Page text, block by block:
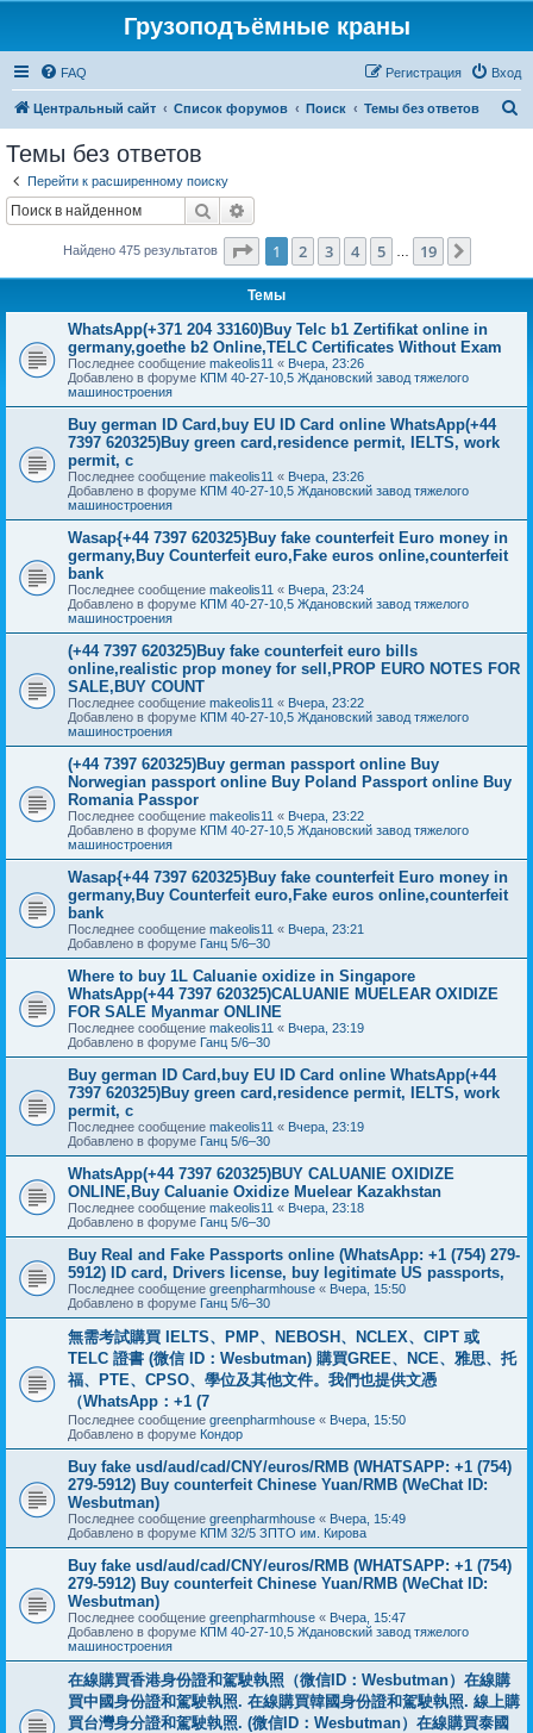
Грузоподъёмные краны
FAQ Вход
Регистрация
Центральный сайт Список форумов Поиск Темы без ответов
Темы без ответов
Перейти к расширенному поиску
Поиск
Найдено 475 результатов Страница из 19
1 2 3 4 5 19
Темы
WhatsApp(+371 204 33160)Buy Telc b1 Zertifikat online in
germany,goethe b2 Online,TELC Certificates Without Exam
Последнее сообщение makeolis11 « Вчера, 23:26
Добавлено в форуме КПМ 40-27-10,5 Ждановский завод тяжелого
машиностроения
Buy german ID Card,buy EU ID Card online WhatsApp(+44
7397 620325)Buy green card,residence permit, IELTS, work
permit, c
Последнее сообщение makeolis11 « Вчера, 23:26
Добавлено в форуме КПМ 40-27-10,5 Ждановский завод тяжелого
машиностроения
Wasap{+44 7397 620325}Buy fake counterfeit Euro money in
germany,Buy Counterfeit euro,Fake euros online,counterfeit
bank
Последнее сообщение makeolis11 « Вчера, 23:24
Добавлено в форуме КПМ 40-27-10,5 Ждановский завод тяжелого
машиностроения
(+44 7397 620325)Buy fake counterfeit euro bills
online,realistic prop money for sell,PROP EURO NOTES FOR
SALE,BUY COUNT
Последнее сообщение makeolis11 « Вчера, 23:22
Добавлено в форуме КПМ 40-27-10,5 Ждановский завод тяжелого
машиностроения
(+44 7397 620325)Buy german passport online Buy
Norwegian passport online Buy Poland Passport online Buy
Romania Passpor
Последнее сообщение makeolis11 « Вчера, 23:22
Добавлено в форуме КПМ 40-27-10,5 Ждановский завод тяжелого
машиностроения
Wasap{+44 7397 620325}Buy fake counterfeit Euro money in
germany,Buy Counterfeit euro,Fake euros online,counterfeit
bank
Последнее сообщение makeolis11 « Вчера, 23:21
Добавлено в форуме Ганц 5/6–30
Where to buy 1L Caluanie oxidize in Singapore
WhatsApp(+44 7397 620325)CALUANIE MUELEAR OXIDIZE
FOR SALE Myanmar ONLINE
Последнее сообщение makeolis11 « Вчера, 23:19
Добавлено в форуме Ганц 5/6–30
Buy german ID Card,buy EU ID Card online WhatsApp(+44
7397 620325)Buy green card,residence permit, IELTS, work
permit, c
Последнее сообщение makeolis11 « Вчера, 23:19
Добавлено в форуме Ганц 5/6–30
WhatsApp(+44 7397 620325)BUY CALUANIE OXIDIZE
ONLINE,Buy Caluanie Oxidize Muelear Kazakhstan
Последнее сообщение makeolis11 « Вчера, 23:18
Добавлено в форуме Ганц 5/6–30
Buy Real and Fake Passports online (WhatsApp: +1 (754) 279-
5912) ID card, Drivers license, buy legitimate US passports,
Последнее сообщение greenpharmhouse « Вчера, 15:50
Добавлено в форуме Ганц 5/6–30
無需考試購買 IELTS、PMP、NEBOSH、NCLEX、CIPT 或
TELC 證書 (微信 ID：Wesbutman) 購買GREE、NCE、雅思、托
福、PTE、CPSO、學位及其他文件。我們也提供文憑
（WhatsApp：+1 (7
Последнее сообщение greenpharmhouse « Вчера, 15:50
Добавлено в форуме Кондор
Buy fake usd/aud/cad/CNY/euros/RMB (WHATSAPP: +1 (754)
279-5912) Buy counterfeit Chinese Yuan/RMB (WeChat ID:
Wesbutman)
Последнее сообщение greenpharmhouse « Вчера, 15:49
Добавлено в форуме КПМ 32/5 ЗПТО им. Кирова
Buy fake usd/aud/cad/CNY/euros/RMB (WHATSAPP: +1 (754)
279-5912) Buy counterfeit Chinese Yuan/RMB (WeChat ID:
Wesbutman)
Последнее сообщение greenpharmhouse « Вчера, 15:47
Добавлено в форуме КПМ 40-27-10,5 Ждановский завод тяжелого
машиностроения
在線購買香港身份證和駕駛執照（微信ID：Wesbutman）在線購
買中國身份證和駕駛執照. 在線購買韓國身份證和駕駛執照. 線上購
買台灣身分證和駕駛執照. (微信ID：Wesbutman）在線購買泰國